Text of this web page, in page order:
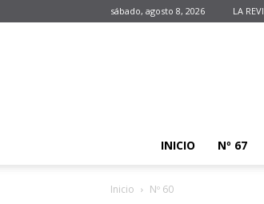
sábado, agosto 8, 2026 LA
INICIO Nº 67
Inicio Nº 60